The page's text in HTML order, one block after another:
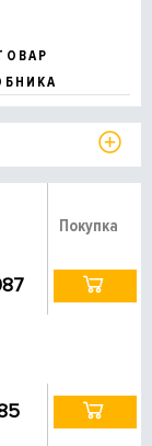
Покупка